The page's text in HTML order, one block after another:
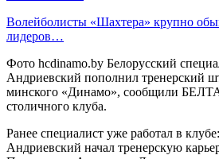
Волейболисты «Шахтера» крупно
лидеров…
Фото hcdinamo.by Белорусский
Андриевский пополнил тренерский
минского «Динамо», сообщили
столичного клуба.
Ранее специалист уже работал в
Андриевский начал тренерскую